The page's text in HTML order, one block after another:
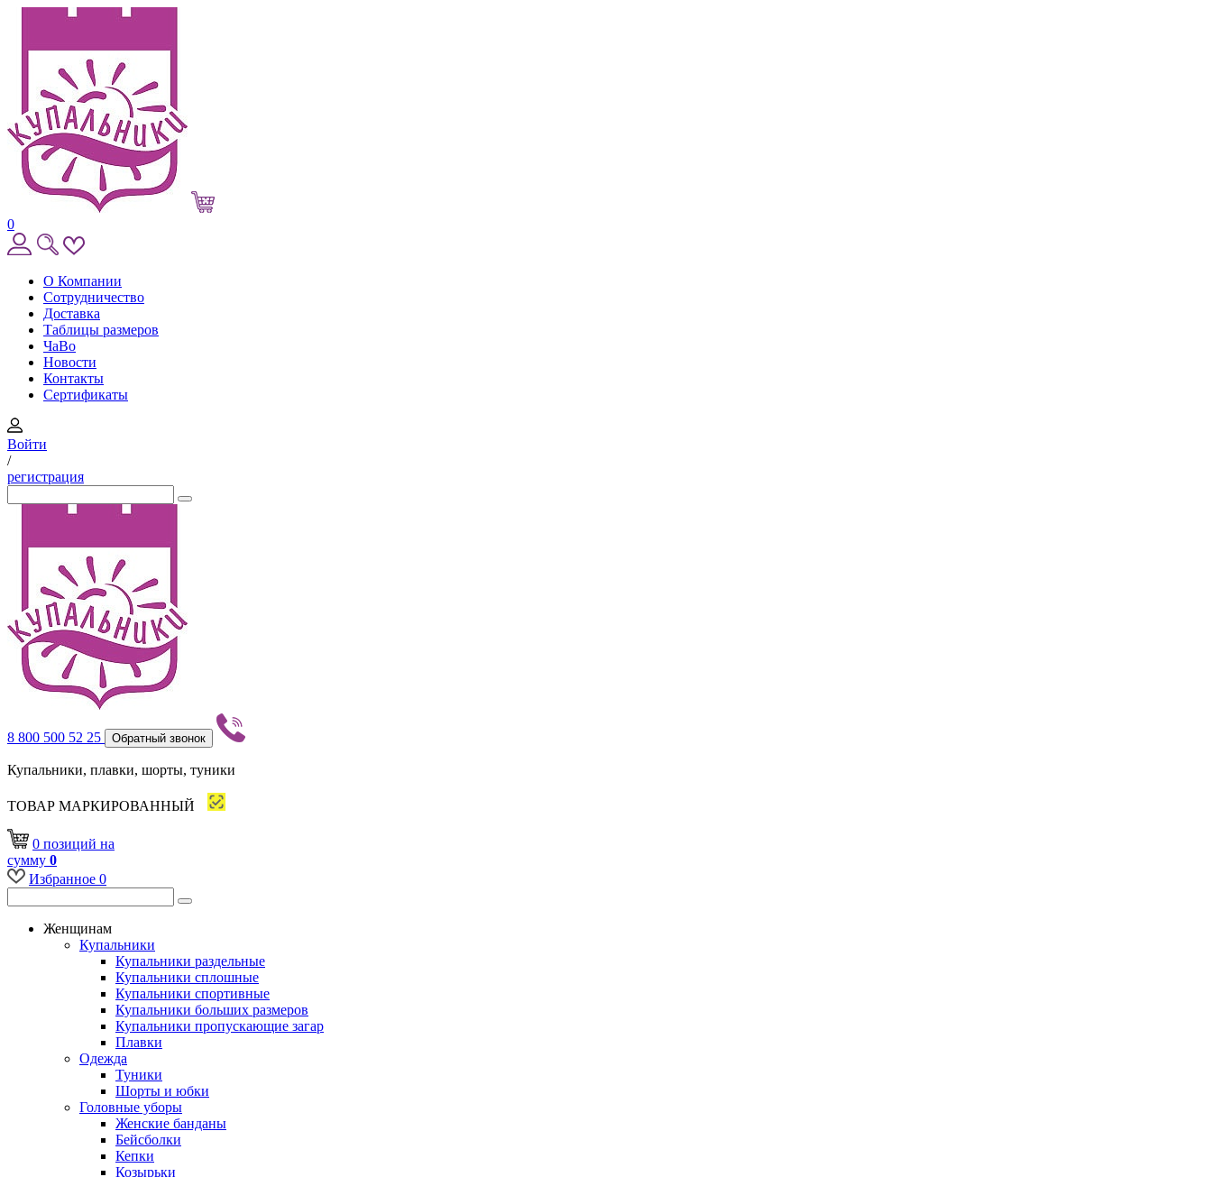
0
О Компании
Сотрудничество
Доставка
Таблицы размеров
ЧаВо
Новости
Контакты
Сертификаты
Войти
/
регистрация
8 800 500 52 25 Обратный звонок
Купальники, плавки, шорты, туники
ТОВАР МАРКИРОВАННЫЙ
0 позиций на
сумму 0
Избранное 0
Женщинам
Купальники
Купальники раздельные
Купальники сплошные
Купальники спортивные
Купальники больших размеров
Купальники пропускающие загар
Плавки
Одежда
Туники
Шорты и юбки
Головные уборы
Женские банданы
Бейсболки
Кепки
Козырьки